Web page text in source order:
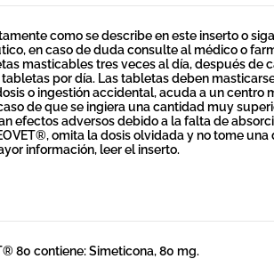
como se describe en este inserto o
en caso de duda consulte al médico o
masticables tres veces al día, después de
por día. Las tabletas deben
o ingestión accidental, acuda a un centro
de que se ingiera una cantidad muy
efectos adversos debido a la falta de
omita la dosis olvidada y no tome una
información, leer el inserto.
80 contiene: Simeticona, 80 mg.